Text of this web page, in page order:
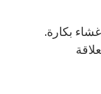
بكارة.